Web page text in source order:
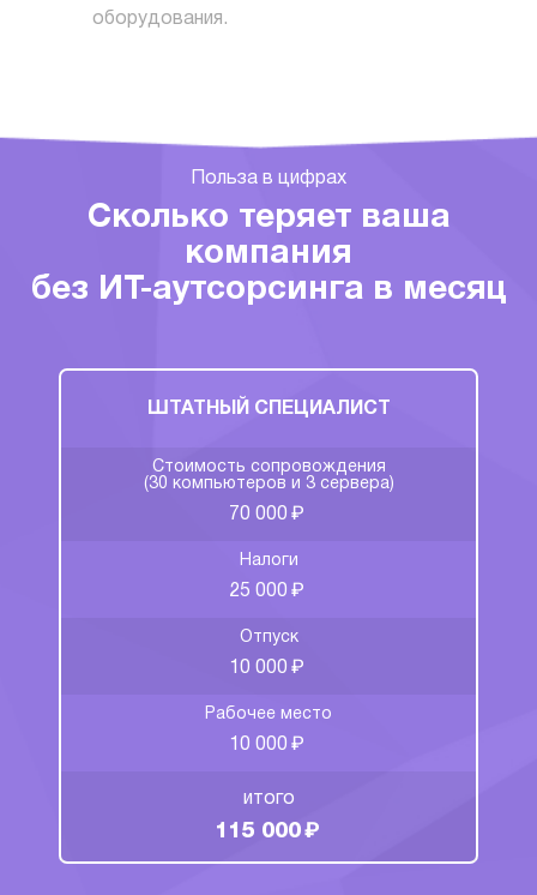
оборудования.
Польза в цифрах
Сколько теряет ваша
компания
без ИТ-аутсорсинга в месяц
ШТАТНЫЙ СПЕЦИАЛИСТ
Стоимость сопровождения
(30 компьютеров и 3 сервера)
70 000 ₽
Налоги
25 000 ₽
Отпуск
10 000 ₽
Рабочее место
10 000 ₽
итого
115 000 ₽